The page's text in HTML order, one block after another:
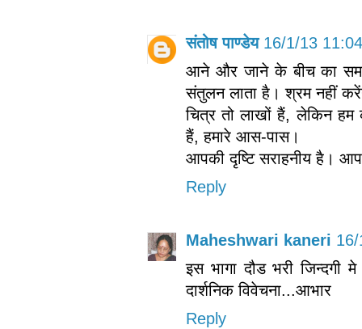
संतोष पाण्डेय 16/1/13 11:04
आने और जाने के बीच का
संतुलन लाता है। श्रम नहीं
चित्र तो लाखों हैं, लेकिन
हैं, हमारे आस-पास।
आपकी दृष्टि सराहनीय है।
Reply
Maheshwari kaneri
इस भागा दौड भरी
दार्शनिक विवेचना...आभार
Reply